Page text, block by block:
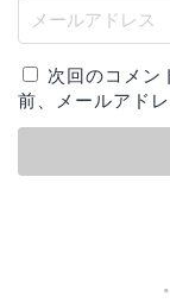
次回のコメン
前、メールアド